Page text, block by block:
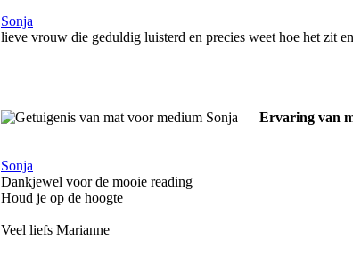
Sonja
lieve vrouw die geduldig luisterd en precies weet hoe het zit
Ervaring van
Sonja
Dankjewel voor de mooie reading
Houd je op de hoogte
Veel liefs Marianne